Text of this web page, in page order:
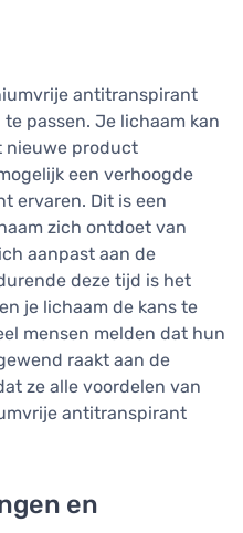
antitranspirant
passen. Je lichaam kan
nieuwe product
een verhoogde
ervaren. Dit is een
zich ontdoet van
aanpast aan de
deze tijd is het
je lichaam de kans te
mensen melden dat hun
raakt aan de
ze alle voordelen van
antitranspirant
en